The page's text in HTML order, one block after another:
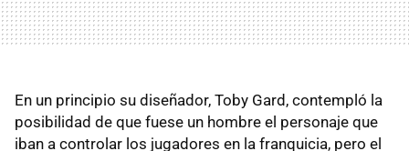
En un principio su diseñador, Toby Gard, contempló la
posibilidad de que fuese un hombre el personaje que
iban a controlar los jugadores en la franquicia, pero el